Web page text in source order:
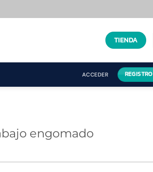
TIENDA
ACCEDER
engomado